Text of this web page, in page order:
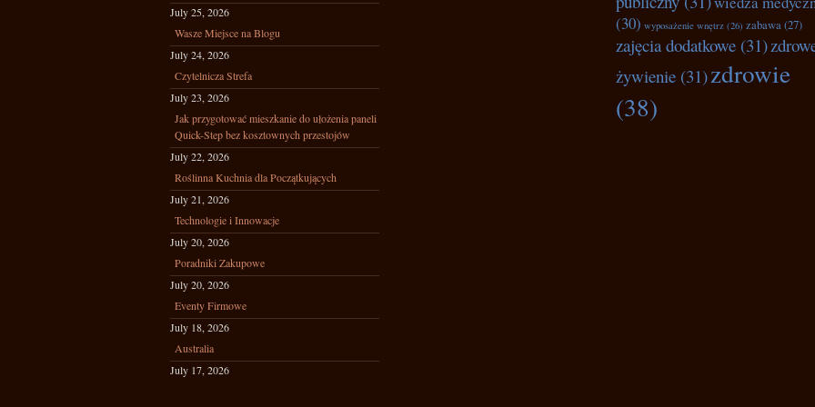
July 25, 2026
Wasze Miejsce na Blogu
July 24, 2026
Czytelnicza Strefa
July 23, 2026
Jak przygotować mieszkanie do ułożenia paneli
Quick-Step bez kosztownych przestojów
July 22, 2026
Roślinna Kuchnia dla Początkujących
July 21, 2026
Technologie i Innowacje
July 20, 2026
Poradniki Zakupowe
July 20, 2026
Eventy Firmowe
July 18, 2026
Australia
July 17, 2026
(30) wyposażenie wnętrz (26) zabawa(27)
zajęcia dodatkowe (31)
żywienie (31)zdrowie
(38)